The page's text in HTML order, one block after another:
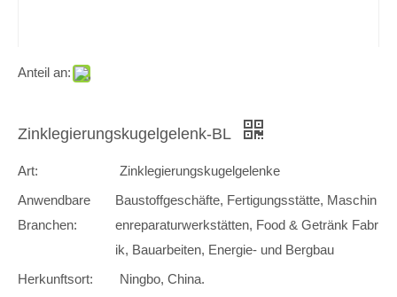
Anteil an:
Zinklegierungskugelgelenk-BL
Art:
Zinklegierungskugelgelenke
Anwendbare
Branchen:
Baustoffgeschäfte, Fertigungsstätte, Maschin
enreparaturwerkstätten, Food & Getränk Fabr
ik, Bauarbeiten, Energie- und Bergbau
Herkunftsort:
Ningbo, China.